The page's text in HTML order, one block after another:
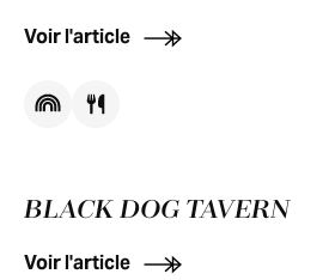
Voir l'article
BLACK DOG TAVERN
Voir l'article